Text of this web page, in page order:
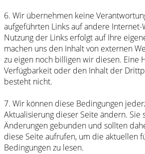
6. Wir übernehmen keine
aufgeführten Links auf andere
Nutzung der Links erfolgt auf Ihre
machen uns den Inhalt von externen
zu eigen noch billigen wir diesen. Eine
Verfügbarkeit oder den Inhalt der
besteht nicht.
7. Wir können diese Bedingungen
Aktualisierung dieser Seite ändern. Sie
Änderungen gebunden und sollten
diese Seite aufrufen, um die aktuellen
Bedingungen zu lesen.